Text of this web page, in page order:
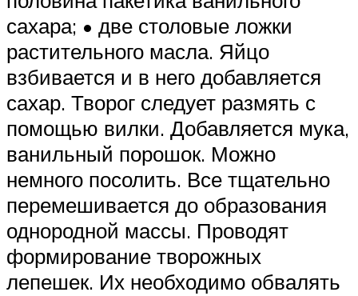
сахара; • две столовые ложки
растительного масла. Яйцо
взбивается и в него добавляется
сахар. Творог следует размять с
помощью вилки. Добавляется мука,
ванильный порошок. Можно
немного посолить. Все тщательно
перемешивается до образования
однородной массы. Проводят
формирование творожных
лепешек. Их необходимо обвалять